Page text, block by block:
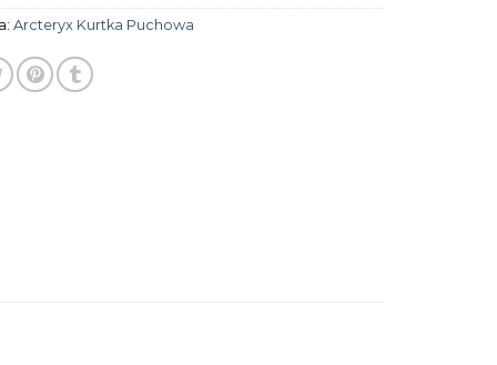
Arcteryx Kurtka Puchowa